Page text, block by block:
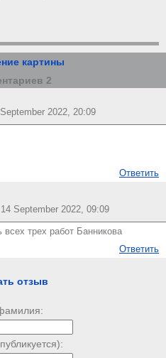
картины
2
2022, 20:09
Ответить
14 September 2022, 09:09
трех работ Банникова
Ответить
отзыв